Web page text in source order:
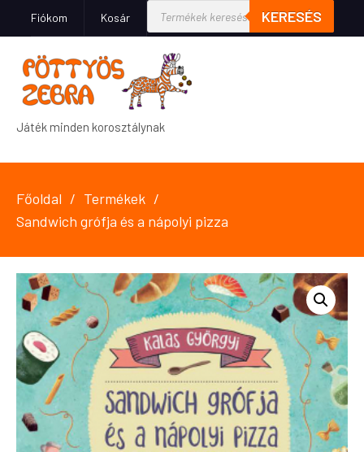
Fiókom Kosár KERESÉS
Játék minden korosztálynak
Főoldal
Termékek
Sandwich grófja és a nápolyi pizza